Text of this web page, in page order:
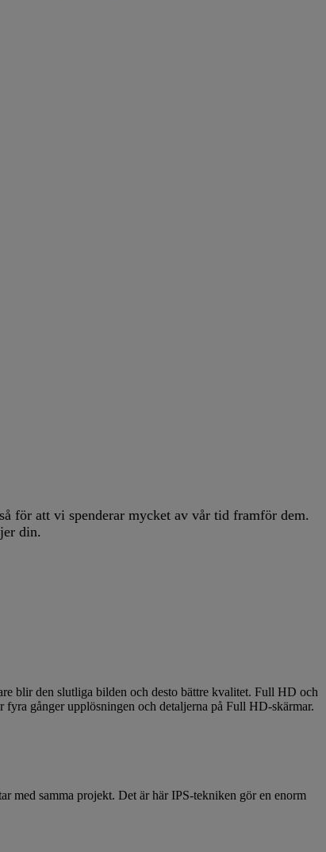
för att vi spenderar mycket av vår tid framför dem.
din.
blir den slutliga bilden och desto bättre kvalitet. Full HD och
gånger upplösningen och detaljerna på Full HD-skärmar.
med samma projekt. Det är här IPS-tekniken gör en enorm